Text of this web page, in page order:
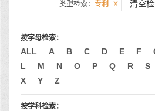
类型检索： 专利 X 清空
按字母检索：
ALL A B C D E F
L
M N O P Q R S
X
Y Z
按学科检索：